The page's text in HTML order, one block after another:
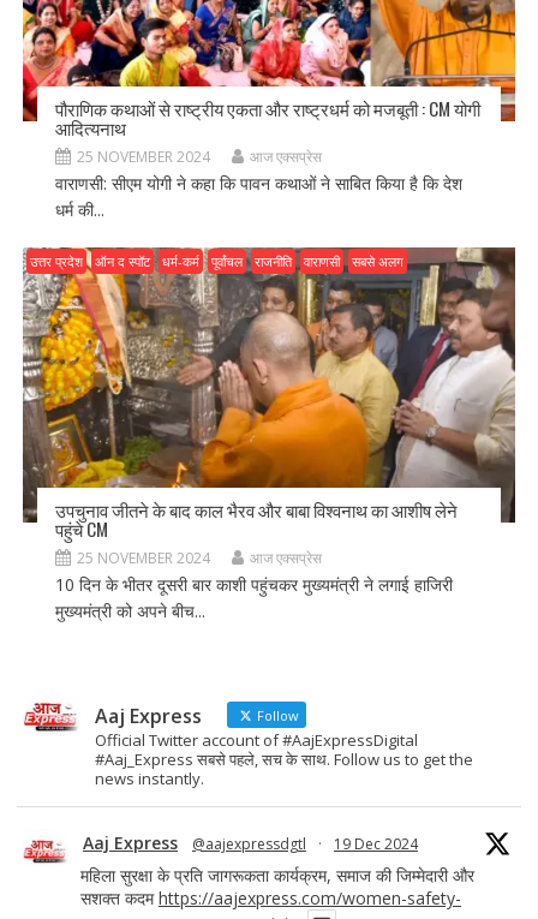
पौराणिक कथाओं से राष्ट्रीय एकता और राष्ट्रधर्म को मजबूती : CM योगी
आदित्यनाथ
25 NOVEMBER 2024 आज एक्सप्रेस
वाराणसी: सीएम योगी ने कहा कि पावन कथाओं ने साबित किया है कि देश
धर्म की...
उत्तर प्रदेश ऑन द स्पॉट धर्म-कर्म पूर्वांचल राजनीति वाराणसी सबसे अलग
उपचुनाव जीतने के बाद काल भैरव और बाबा विश्वनाथ का आशीष लेने
पहुंचे CM
25 NOVEMBER 2024 आज एक्सप्रेस
10 दिन के भीतर दूसरी बार काशी पहुंचकर मुख्यमंत्री ने लगाई हाजिरी
मुख्यमंत्री को अपने बीच...
Aaj Express Follow
Official Twitter account of #AajExpressDigital
#Aaj_Express सबसे पहले, सच के साथ. Follow us to get the
news instantly.
Aaj Express @aajexpressdgtl · 19 Dec 2024
महिला सुरक्षा के प्रति जागरूकता कार्यक्रम, समाज की जिम्मेदारी और
सशक्त कदमhttps://aajexpress.com/women-safety-